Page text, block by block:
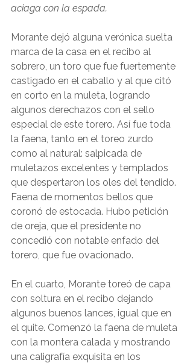
aciaga con la espada.
Morante dejó alguna verónica suelta
marca de la casa en el recibo al
sobrero, un toro que fue fuertemente
castigado en el caballo y al que citó
en corto en la muleta, logrando
algunos derechazos con el sello
especial de este torero. Así fue toda
la faena, tanto en el toreo zurdo
como al natural: salpicada de
muletazos excelentes y templados
que despertaron los oles del tendido.
Faena de momentos bellos que
coronó de estocada. Hubo petición
de oreja, que el presidente no
concedió con notable enfado del
torero, que fue ovacionado.
En el cuarto, Morante toreó de capa
con soltura en el recibo dejando
algunos buenos lances, igual que en
el quite. Comenzó la faena de muleta
con la montera calada y mostrando
una caligrafía exquisita en los